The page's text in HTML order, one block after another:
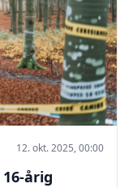
12. okt. 2025, 00:00
årig